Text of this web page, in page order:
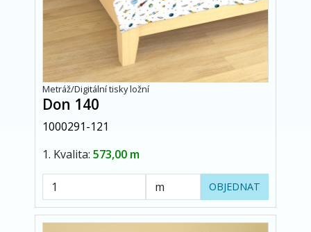
Metráž/Digitální tisky ložní
Don 140
1000291-121
1. Kvalita: 573,00 m
OBJEDNAT